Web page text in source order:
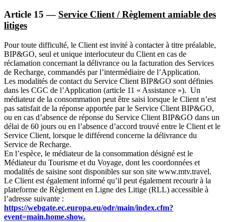
Article 15 — Service Client / Règlement amiable des
litiges
Pour toute difficulté, le Client est invité à contacter à titre préalable,
BIP&GO, seul et unique interlocuteur du Client en cas de
réclamation concernant la délivrance ou la facturation des Services
de Recharge, commandés par l’intermédiaire de l’Application.
Les modalités de contact du Service Client BIP&GO sont définies
dans les CGC de l’Application (article 11 « Assistance »). Un
médiateur de la consommation peut être saisi lorsque le Client n’est
pas satisfait de la réponse apportée par le Service Client BIP&GO,
ou en cas d’absence de réponse du Service Client BIP&GO dans un
délai de 60 jours ou en l’absence d’accord trouvé entre le Client et le
Service Client, lorsque le différend concerne la délivrance du
Service de Recharge.
En l’espèce, le médiateur de la consommation désigné est le
Médiateur du Tourisme et du Voyage, dont les coordonnées et
modalités de saisine sont disponibles sur son site www.mtv.travel.
Le Client est également informé qu’il peut également recourir à la
plateforme de Règlement en Ligne des Litige (RLL) accessible à
l’adresse suivante :
https://webgate.ec.europa.eu/odr/main/index.cfm?
event=main.home.show.